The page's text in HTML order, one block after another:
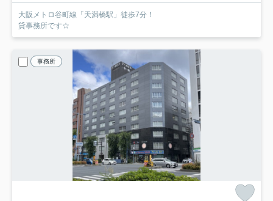
大阪メトロ谷町線「天満橋駅」徒歩7分！
貸事務所です☆
事務所